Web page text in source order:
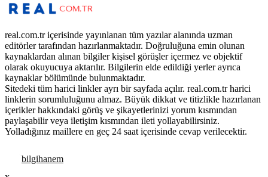
real.com.tr içerisinde yayınlanan tüm yazılar alanında uzman
editörler tarafından hazırlanmaktadır. Doğruluğuna emin olunan
kaynaklardan alınan bilgiler kişisel görüşler içermez ve objektif
olarak okuyucuya aktarılır. Bilgilerin elde edildiği yerler ayrıca
kaynaklar bölümünde bulunmaktadır.
Sitedeki tüm harici linkler ayrı bir sayfada açılır. real.com.tr harici
linklerin sorumluluğunu almaz. Büyük dikkat ve titizlikle hazırlanan
içerikler hakkındaki görüş ve şikayetlerinizi yorum kısmından
paylaşabilir veya iletişim kısmından ileti yollayabilirsiniz.
Yolladığınız maillere en geç 24 saat içerisinde cevap verilecektir.